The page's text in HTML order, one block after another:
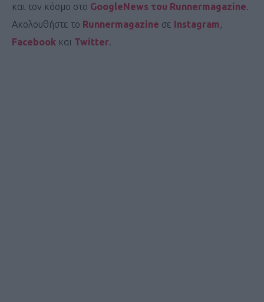
και τον κόσμο στο GoogleNews του Runnermagazine.
Ακολουθήστε το Runnermagazine σε Instagram,
Facebook και Twitter.